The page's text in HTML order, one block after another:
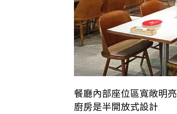
餐廳內部座位區寬敞明亮
廚房是半開放式設計